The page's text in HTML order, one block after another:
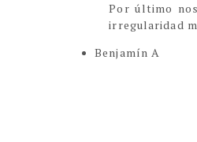
Por último
irregularidad
Benjamín A